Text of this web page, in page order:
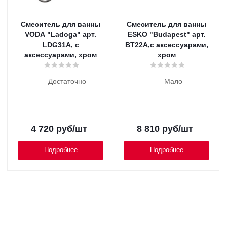
Смеситель для ванны
VODA "Ladoga" арт.
LDG31A, с
аксессуарами, хром
Достаточно
4 720руб/шт
Подробнее
Смеситель для ванны
ESKO "Budapest" арт.
BT22A,с аксессуарами,
хром
Мало
8 810руб/шт
Подробнее